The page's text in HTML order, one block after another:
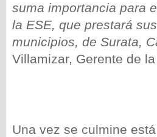
suma importancia para
la ESE, que prestará
municipios, de Surata,
Villamizar, Gerente de
Una vez se culmine